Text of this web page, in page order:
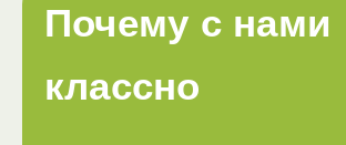
Почему с нами
классно